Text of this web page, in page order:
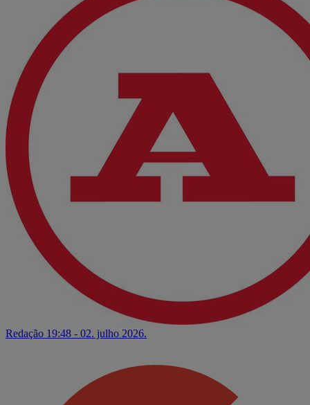
Redação 19:48 - 02. julho 2026.